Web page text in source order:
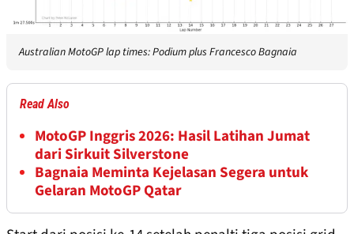
Australian MotoGP lap times: Podium plus Francesco Bagnaia
Read Also
MotoGP Inggris 2026: Hasil Latihan Jumat
dari Sirkuit Silverstone
Bagnaia Meminta Kejelasan Segera untuk
Gelaran MotoGP Qatar